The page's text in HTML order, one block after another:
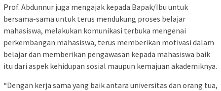
Prof. Abdunnur juga mengajak kepada Bapak/Ibu untuk
bersama-sama untuk terus mendukung proses belajar
mahasiswa, melakukan komunikasi terbuka mengenai
perkembangan mahasiswa, terus memberikan motivasi dalam
belajar dan memberikan pengawasan kepada mahasiswa baik
itu dari aspek kehidupan sosial maupun kemajuan akademiknya.
“Dengan kerja sama yang baik antara universitas dan orang tua,